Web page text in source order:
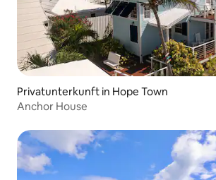
Privatunterkunft in Hope Town
Anchor House